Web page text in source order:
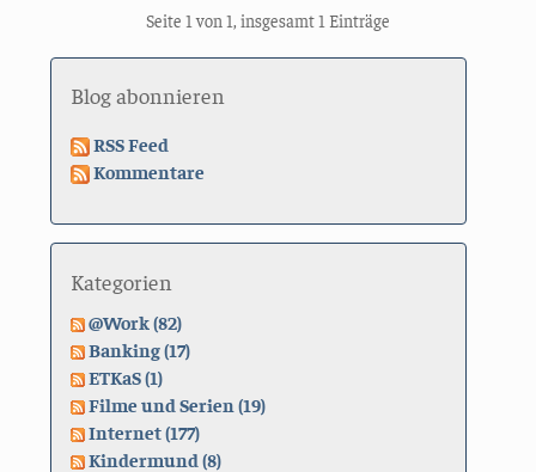
Seite 1 von 1, insgesamt 1 Einträge
Blog abonnieren
RSS Feed
Kommentare
Kategorien
@Work (82)
Banking (17)
ETKaS (1)
Filme und Serien (19)
Internet (177)
Kindermund (8)